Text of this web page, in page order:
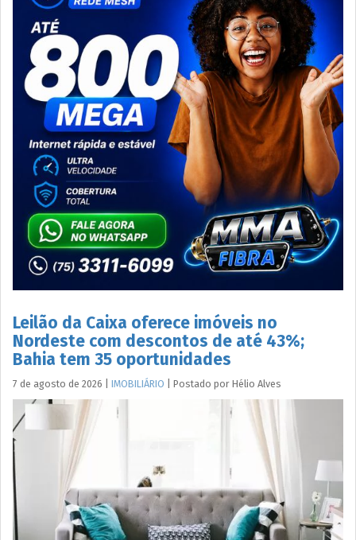
Leilão da Caixa oferece imóveis no
Nordeste com descontos de até 43%;
Bahia tem 35 oportunidades
7 de agosto de 2026 IMOBILIÁRIO Postado por Hélio Alves